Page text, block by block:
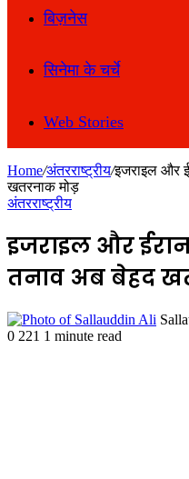
बिज़नेस
सिनेमा के चर्चे
Web Stories
Home/अंतरराष्ट्रीय/इजराइल और
खतरनाक मोड़
अंतरराष्ट्रीय
इजराइल और
तनाव अब बेहद
0 221 1 minute read